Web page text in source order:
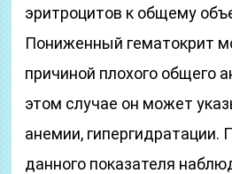
эритроцитов к общему
Пониженный гематокрит
причиной плохого общего
этом случае он может
анемии, гипергидратации.
данного показателя